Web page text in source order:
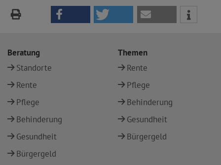
Beratung
Standorte
Rente
Pflege
Behinderung
Gesundheit
Bürgergeld
Themen
Rente
Pflege
Behinderung
Gesundheit
Bürgergeld